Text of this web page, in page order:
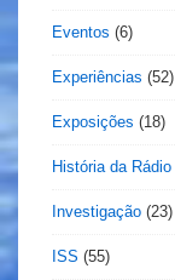
Eventos (6)
Experiências (52)
Exposições (18)
História da Rádio
Investigação (23)
ISS (55)